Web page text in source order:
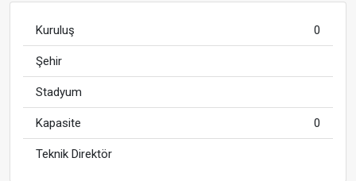
Kuruluş 0
Şehir
Stadyum
Kapasite 0
Teknik Direktör